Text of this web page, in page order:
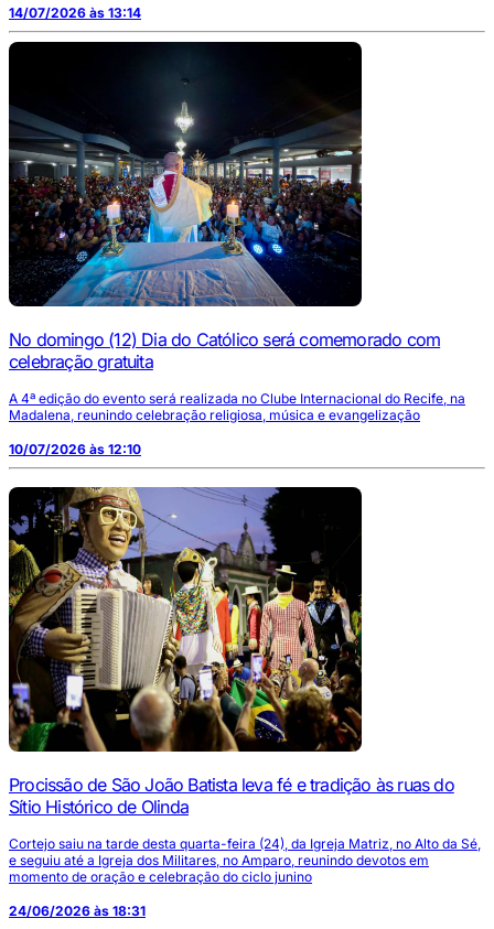
14/07/2026 às 13:14
No domingo (12) Dia do Católico será comemorado com
celebração gratuita
A 4ª edição do evento será realizada no Clube Internacional do Recife, na
Madalena, reunindo celebração religiosa, música e evangelização
10/07/2026 às 12:10
Procissão de São João Batista leva fé e tradição às ruas do
Sítio Histórico de Olinda
Cortejo saiu na tarde desta quarta-feira (24), da Igreja Matriz, no Alto da Sé,
e seguiu até a Igreja dos Militares, no Amparo, reunindo devotos em
momento de oração e celebração do ciclo junino
24/06/2026 às 18:31